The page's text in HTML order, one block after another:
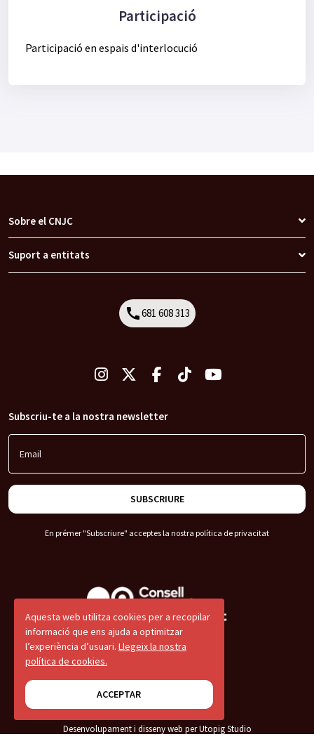
Aquesta web utilitza cookies per a recopilar
informació que ens ajuda a optimitzar
l’experiència d’usuari. Llegeix la nostra
política de cookies.
ACCEPTAR
Participació
Participació en espais d'interlocució
Sobre el CNJC
Suport a entitats
call Call
681 608 313
Subscriu-te a la nostra newsletter
Email
SUBSCRIURE
En prémer "Subscriure" acceptes la nostra política de privacitat
© 2026 CNJC
Avís legal
Desenvolupament i disseny web per Utopig Studio